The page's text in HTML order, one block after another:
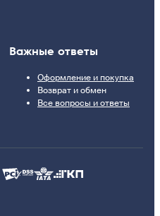
Важные ответы
Оформление и покупка
Возврат и обмен
Все вопросы и ответы